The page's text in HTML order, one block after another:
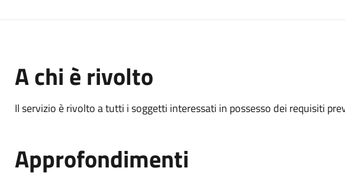
A chi è rivolto
Il servizio è rivolto a tutti i soggetti interessati in possesso dei requisiti
Approfondimenti